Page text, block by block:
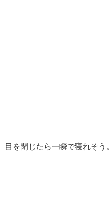
目を閉じたら一瞬で寝れそう。